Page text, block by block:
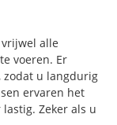
alle
voeren. Er
zodat u langdurig
ervaren het
Zeker als u